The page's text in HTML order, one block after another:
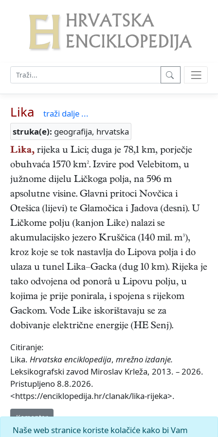
Lika
traži dalje ...
struka(e): geografija, hrvatska
Lika, rijeka u Lici; duga je 78,1 km, porječje
obuhvaća 1570 km². Izvire pod Velebitom, u
južnome dijelu Ličkoga polja, na 596 m
apsolutne visine. Glavni pritoci Novčica i
Otešica (lijevi) te Glamočica i Jadova (desni). U
Ličkome polju (kanjon Like) nalazi se
akumulacijsko jezero Kruščica (140 mil. m³),
kroz koje se tok nastavlja do Lipova polja i do
ulaza u tunel Lika–Gacka (dug 10 km). Rijeka je
tako odvojena od ponorâ u Lipovu polju, u
kojima je prije ponirala, i spojena s rijekom
Gackom. Vode Like iskorištavaju se za
dobivanje električne energije (HE Senj).
Citiranje:
Lika. Hrvatska enciklopedija, mrežno izdanje.
Leksikografski zavod Miroslav Krleža, 2013. – 2026.
Pristupljeno 8.8.2026.
<https://enciklopedija.hr/clanak/lika-rijeka>.
Komentar
Naše web stranice koriste kolačiće kako bi Vam